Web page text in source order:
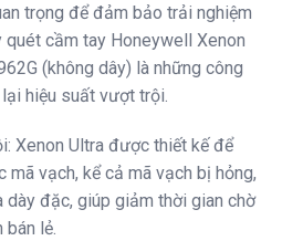
trọng để đảm bảo trải nghiệm
quét cầm tay Honeywell Xenon
(không dây) là những công
hiệu suất vượt trội.
Xenon Ultra được thiết kế để
mã vạch, kể cả mã vạch bị hỏng,
dày đặc, giúp giảm thời gian chờ
lẻ.